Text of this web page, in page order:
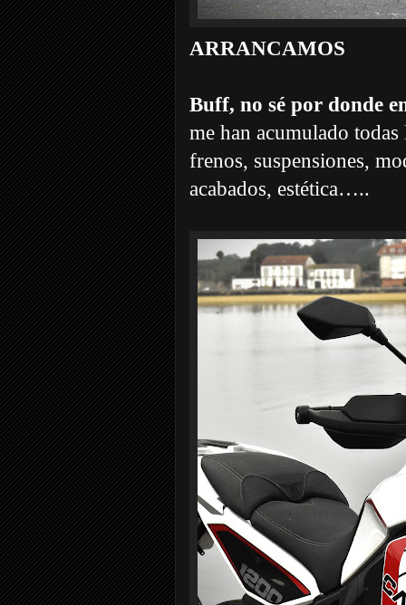
ARRANCAMOS
Buff, no sé por donde
me han acumulado
frenos, suspensiones,
acabados, estética…..